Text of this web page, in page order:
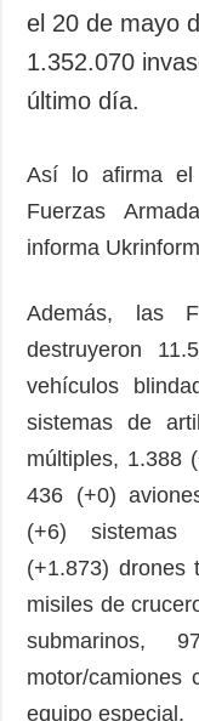
el 20 de mayo
1.352.070
último día.
Así lo afirma el
Fuerzas
informa
Además, las
destruyeron
vehículos
sistemas de
múltiples, 1.388
436 (+0)
(+6) sistemas
(+1.873) drones
misiles de
submarinos,
motor/camiones
equipo especial.